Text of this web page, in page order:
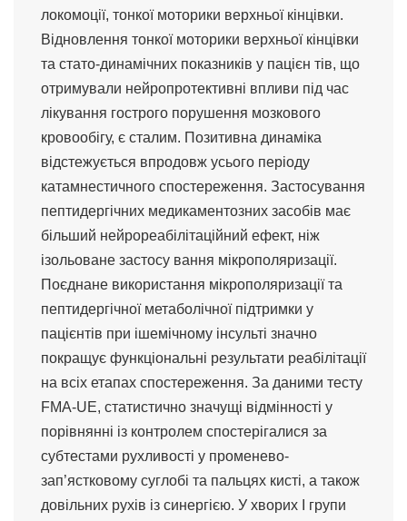
локомоції, тонкої моторики верхньої кінцівки.
Відновлення тонкої моторики верхньої кінцівки
та стато-динамічних показників у пацієн тів, що
отримували нейропротективні впливи під час
лікування гострого порушення мозкового
кровообігу, є сталим. Позитивна динаміка
відстежується впродовж усього періоду
катамнестичного спостереження. Застосування
пептидергічних медикаментозних засобів має
більший нейрореабілітаційний ефект, ніж
ізольоване застосу вання мікрополяризації.
Поєднане використання мікрополяризації та
пептидергічної метаболічної підтримки у
пацієнтів при ішемічному інсульті значно
покращує функціональні результати реабілітації
на всіх етапах спостереження. За даними тесту
FMA-UE, статистично значущі відмінності у
порівнянні із контролем спостерігалися за
субтестами рухливості у променево-
зап’ястковому суглобі та пальцях кисті, а також
довільних рухів із синергією. У хворих І групи